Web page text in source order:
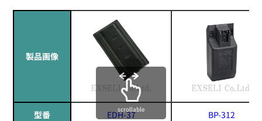
製品画像
型番 EDH-37 BP-312
scrollable